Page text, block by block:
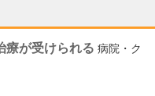
療が受けられる 病院・ク